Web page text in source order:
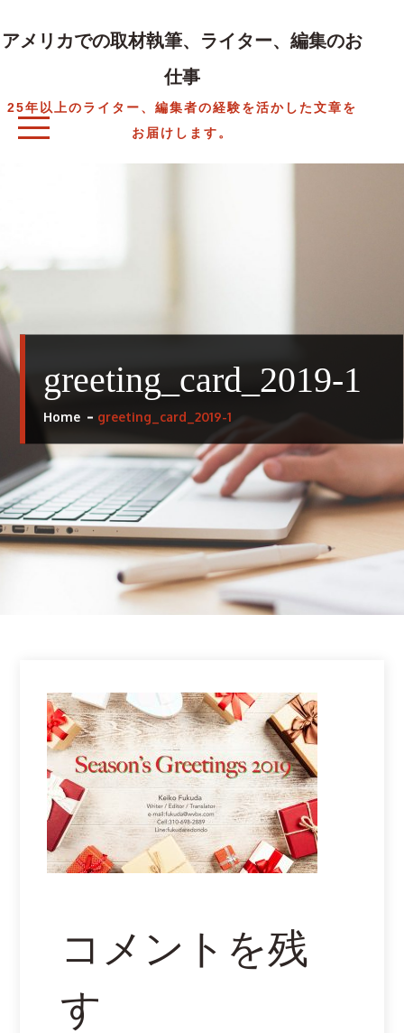
content
アメリカでの取材執筆、ライター、編集のお
仕事
25年以上のライター、編集者の経験を活かした文章を
お届けします。
greeting_card_2019-1
Home greeting_card_2019-1
コメントを残
す